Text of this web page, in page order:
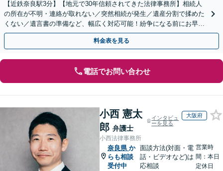
【近鉄奈良駅3分】【地元で30年信頼されてきた法律事務所】相続人
の所在が不明・連絡が取れない／突然相続が発生／遺産分割で揉めた
くない／遺言書の準備など、幅広く対応可能！紛争になる前にお早め
にご相談ください。【複数弁護士で対応可能】
料金表を見る
電話でお問い合わせ
小西 憲太
郎 弁護士
インタビュ
ーを見る
大阪府
小西法律事務所
奈良県 か
らも相談
受付中
面談方法(対面・電
話・ビデオなど)は
応相談
営業時
間：本日
定休日